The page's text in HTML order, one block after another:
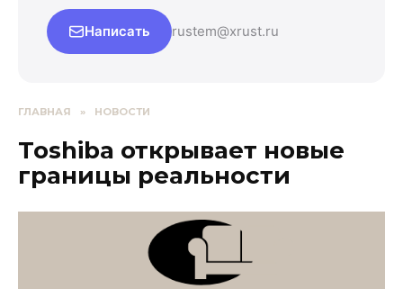
Написать rustem@xrust.ru
ГЛАВНАЯ » НОВОСТИ
Toshiba открывает новые
границы реальности